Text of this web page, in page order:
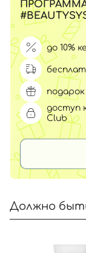
до 10%
подарок
доступ
Club
Должно